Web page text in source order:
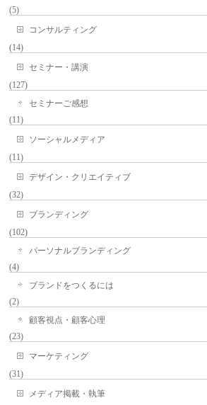
(5)
コンサルティング
(14)
セミナー・講演
(127)
セミナーご感想
(11)
ソーシャルメディア
(11)
デザイン・クリエイティブ
(32)
ブランディング
(102)
パーソナルブランディング
(4)
ブランドをつくるには
(2)
顧客視点・顧客心理
(23)
マーケティング
(31)
メディア掲載・執筆